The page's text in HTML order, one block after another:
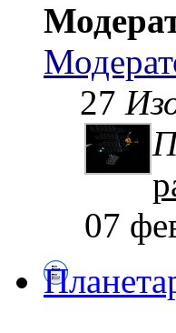
27
07